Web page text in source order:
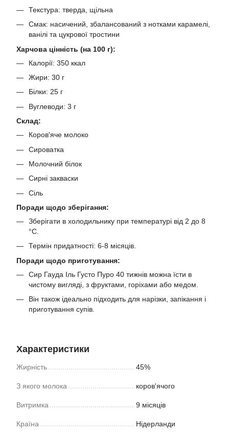
Текстура: тверда, щільна
Смак: насичений, збалансований з нотками карамелі,
ванілі та цукрової тростини
Харчова цінність (на 100 г):
Калорії: 350 ккал
Жири: 30 г
Білки: 25 г
Вуглеводи: 3 г
Склад:
Коров'яче молоко
Сироватка
Молочний білок
Сирні закваски
Сіль
Поради щодо зберігання:
Зберігати в холодильнику при температурі від 2 до 8
°C.
Термін придатності: 6-8 місяців.
Поради щодо приготування:
Сир Гауда Іль Густо Пуро 40 тижнів можна їсти в
чистому вигляді, з фруктами, горіхами або медом.
Він також ідеально підходить для нарізки, запікання і
приготування супів.
Характеристики
Жирність 45%
З якого молока коров'ячого
Витримка 9 місяців
Країна Нідерланди